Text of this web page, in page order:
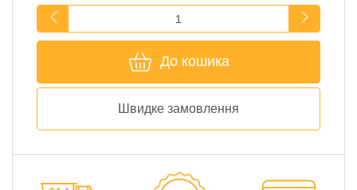
До кошика
Швидке замовлення